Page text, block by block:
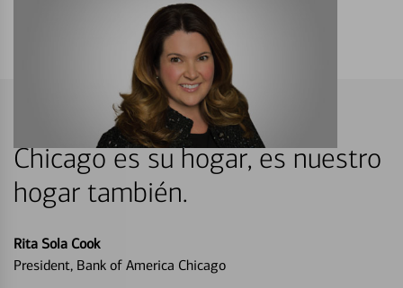
Chicago es su hogar, es nuestro
hogar también.
Rita Sola Cook
President, Bank of America Chicago